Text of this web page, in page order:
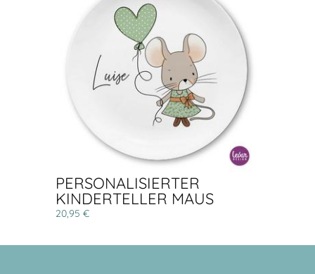
PERSONALISIERTER
KINDERTELLER MAUS
20,95 €